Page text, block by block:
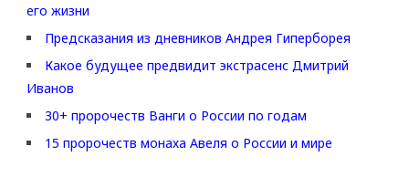
его жизни
Предсказания из дневников Андрея Гиперборея
Какое будущее предвидит экстрасенс Дмитрий
Иванов
30+ пророчеств Ванги о России по годам
15 пророчеств монаха Авеля о России и мире